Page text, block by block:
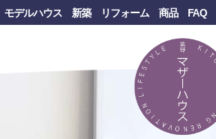
モデルハウス 新築 リフォーム 商品 FAQ